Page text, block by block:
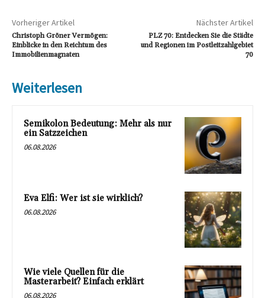
Vorheriger Artikel
Christoph Gröner Vermögen:
Einblicke in den Reichtum des
Immobilienmagnaten
Nächster Artikel
PLZ 70: Entdecken Sie die Städte
und Regionen im Postleitzahlgebiet
70
Weiterlesen
Semikolon Bedeutung: Mehr als nur
ein Satzzeichen
06.08.2026
Eva Elfi: Wer ist sie wirklich?
06.08.2026
Wie viele Quellen für die
Masterarbeit? Einfach erklärt
06.08.2026